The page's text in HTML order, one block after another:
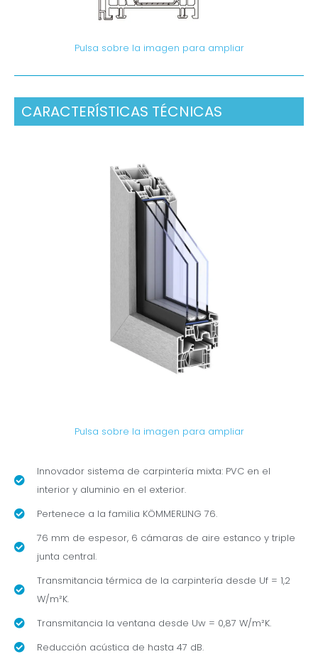
Pulsa sobre la imagen para ampliar
CARACTERÍSTICAS TÉCNICAS
Pulsa sobre la imagen para ampliar
Innovador sistema de carpintería mixta: PVC en el
interior y aluminio en el exterior.
Pertenece a la familia KÖMMERLING 76.
76 mm de espesor, 6 cámaras de aire estanco y triple
junta central.
Transmitancia térmica de la carpintería desde Uf = 1,2
W/m²K.
Transmitancia la ventana desde Uw = 0,87 W/m²K.
Reducción acústica de hasta 47 dB.